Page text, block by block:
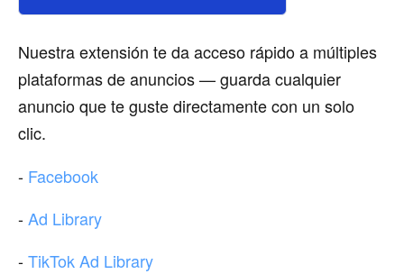
Nuestra extensión te da acceso rápido a múltiples
plataformas de anuncios — guarda cualquier
anuncio que te guste directamente con un solo
clic.
- Facebook
-Ad Library
-TikTok Ad Library